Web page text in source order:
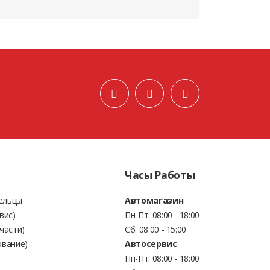
Часы Работы
Автомагазин
Пн-Пт: 08:00 - 18:00
Сб: 08:00 - 15:00
Автосервис
Пн-Пт: 08:00 - 18:00